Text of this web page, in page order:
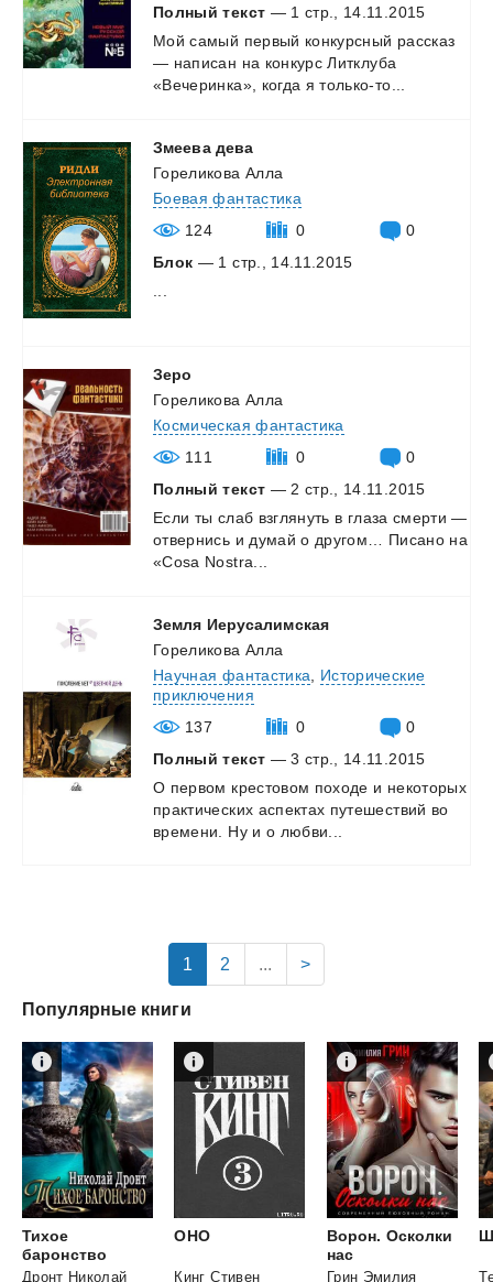
Полный текст — 1 стр., 14.11.2015
Мой самый первый конкурсный рассказ
— написан на конкурс Литклуба
«Вечеринка»,
когда я только-то...
Змеева дева
Гореликова Алла
Боевая фантастика
124
0
0
Блок — 1 стр., 14.11.2015
Зеро
Гореликова Алла
Космическая фантастика
111
0
0
Полный текст — 2 стр., 14.11.2015
Если ты слаб взглянуть в глаза смерти —
отвернись и думай о другом… Писано на
«Cosa Nostra...
Земля Иерусалимская
Гореликова Алла
Научная фантастика
Исторические
приключения
137
0
0
Полный текст — 3 стр., 14.11.2015
О первом крестовом походе и некоторых
практических аспектах путешествий во
времени.
Ну и о любви...
1 2 ... >
Популярные книги
Тихое
баронство
Дронт Николай
ОНО
Кинг Стивен
Ворон. Осколки
нас
Грин Эмилия